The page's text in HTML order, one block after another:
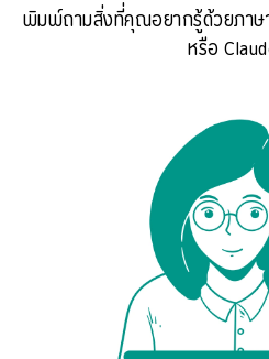
พิมพ์ถามสิ่งที่คุณอยากรู้ด้วยภาษ
หรือ